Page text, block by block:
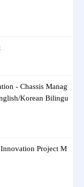
- Chassis Manag
Korean Bilingu
Project M